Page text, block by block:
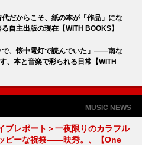
だからこそ、紙の本が「作品」にな
自主出版の現在【WITH BOOKS】
で、懐中電灯で読んでいた」――南な
、本と音楽で彩られる日常【WITH
MUSIC NEWS
ブレポート＞一夜限りのカラフル
ピーな祝祭――映秀。、【One